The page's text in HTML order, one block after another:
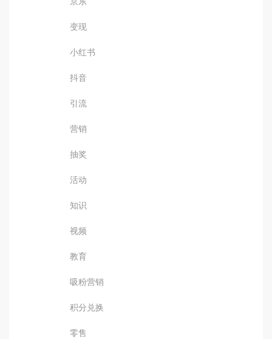
变现
小红书
抖音
引流
营销
抽奖
活动
知识
视频
教育
吸粉营销
积分兑换
零售